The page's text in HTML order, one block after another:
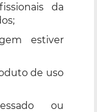
da
estiver
de uso
ou